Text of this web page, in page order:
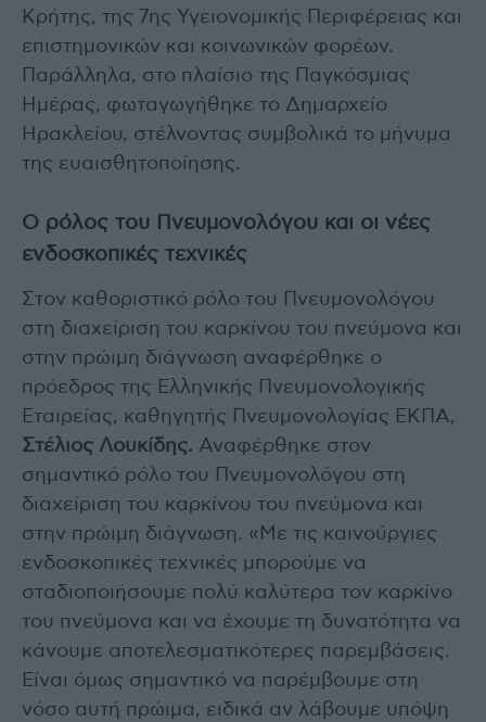
Κρήτης, της 7ης Υγειονομικής Περιφέρειας και
επιστημονικών και κοινωνικών φορέων.
Παράλληλα, στο πλαίσιο της Παγκόσμιας
Ημέρας, φωταγωγήθηκε το Δημαρχείο
Ηρακλείου, στέλνοντας συμβολικά το μήνυμα
της ευαισθητοποίησης.
Ο ρόλος του Πνευμονολόγου και οι νέες
ενδοσκοπικές τεχνικές
Στον καθοριστικό ρόλο του Πνευμονολόγου
στη διαχείριση του καρκίνου του πνεύμονα και
στην πρώιμη διάγνωση αναφέρθηκε ο
πρόεδρος της Ελληνικής Πνευμονολογικής
Εταιρείας, καθηγητής Πνευμονολογίας ΕΚΠΑ,
Στέλιος Λουκίδης. Αναφέρθηκε στον
σημαντικό ρόλο του Πνευμονολόγου στη
διαχείριση του καρκίνου του πνεύμονα και
στην πρώιμη διάγνωση. «Με τις καινούργιες
ενδοσκοπικές τεχνικές μπορούμε να
σταδιοποιήσουμε πολύ καλύτερα τον καρκίνο
του πνεύμονα και να έχουμε τη δυνατότητα να
κάνουμε αποτελεσματικότερες παρεμβάσεις.
Είναι όμως σημαντικό να παρέμβουμε στη
νόσο αυτή πρώιμα, ειδικά αν λάβουμε υπόψη